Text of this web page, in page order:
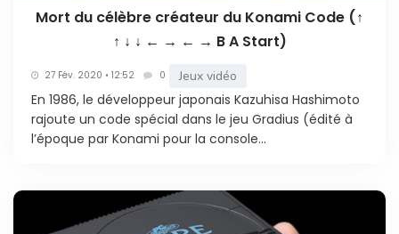
Mort du célèbre créateur du Konami Code (↑
↑ ↓ ↓ ← → ← → B A Start)
27 Fév. 2020 • 12:52 0 Jeux vidéo
En 1986, le développeur japonais Kazuhisa Hashimoto
rajoute un code spécial dans le jeu Gradius (édité à
l’époque par Konami pour la console...